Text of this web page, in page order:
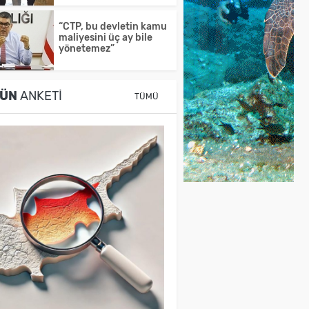
“CTP, bu devletin kamu
maliyesini üç ay bile
yönetemez”
ANKETI TÜMÜ